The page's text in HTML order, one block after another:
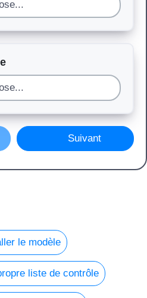
Suivant
le modèle
liste de contrôle